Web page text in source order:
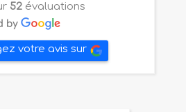
52 évaluations
votre avis sur